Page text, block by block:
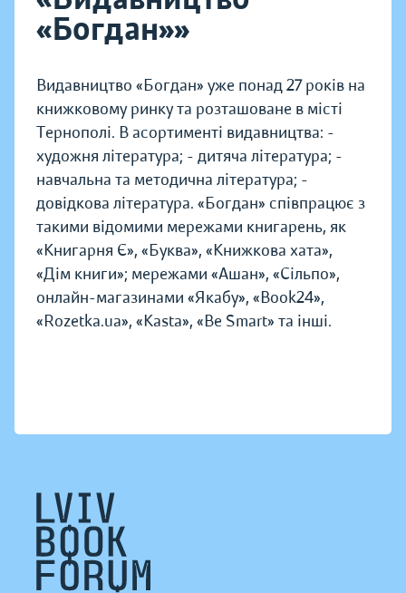
«Богдан»»
Видавництво «Богдан» уже понад 27 років на
книжковому ринку та розташоване в місті
Тернополі. В асортименті видавництва: -
художня література; - дитяча література; -
навчальна та методична література; -
довідкова література. «Богдан» співпрацює з
такими відомими мережами книгарень, як
«Книгарня Є», «Буква», «Книжкова хата»,
«Дім книги»; мережами «Ашан», «Сільпо»,
онлайн-магазинами «Якабу», «Book24»,
«Rozetka.ua», «Kasta», «Be Smart» та інші.